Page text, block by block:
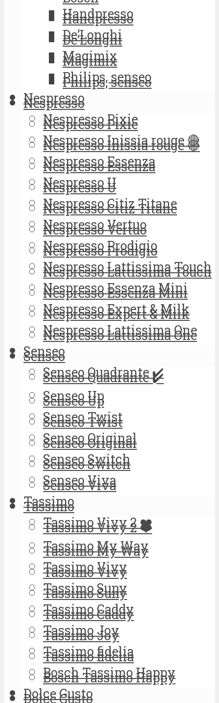
Handpresso
De’Longhi
Magimix
Philips, senseo
Nespresso
Nespresso Pixie
Nespresso Inissia rouge 🔴
Nespresso Essenza
Nespresso U
Nespresso Citiz Titane
Nespresso Vertuo
Nespresso Prodigio
Nespresso Lattissima Touch
Nespresso Essenza Mini
Nespresso Expert & Milk
Nespresso Lattissima One
Senseo
Senseo Quadrante ✔️
Senseo Up
Senseo Twist
Senseo Original
Senseo Switch
Senseo Viva
Tassimo
Tassimo Vivy 2 ❤️
Tassimo My Way
Tassimo Vivy
Tassimo Suny
Tassimo Caddy
Tassimo Joy
Tassimo fidelia
Bosch Tassimo Happy
Dolce Gusto
Handpresso
De’Longhi
Magimix
Philips, senseo
Nespresso
Nespresso Pixie
Nespresso Inissia rouge 🔴
Nespresso Essenza
Nespresso U
Nespresso Citiz Titane
Nespresso Vertuo
Nespresso Prodigio
Nespresso Lattissima Touch
Nespresso Essenza Mini
Nespresso Expert & Milk
Nespresso Lattissima One
Senseo
Senseo Quadrante ✔️
Senseo Up
Senseo Twist
Senseo Original
Senseo Switch
Senseo Viva
Tassimo
Tassimo Vivy 2 ❤️
Tassimo My Way
Tassimo Vivy
Tassimo Suny
Tassimo Caddy
Tassimo Joy
Tassimo fidelia
Bosch Tassimo Happy
Dolce Gusto